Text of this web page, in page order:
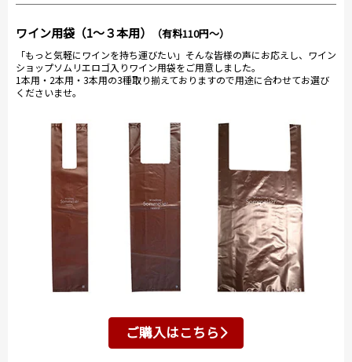
ワイン用袋（1～３本用） （有料110円～）
「もっと気軽にワインを持ち運びたい」そんな皆様の声にお応えし、ワイン
ショップソムリエロゴ入りワイン用袋をご用意しました。
1本用・2本用・3本用の3種取り揃えておりますので用途に合わせてお選び
くださいませ。
ご購入はこちら